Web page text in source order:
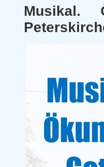
Musikal.